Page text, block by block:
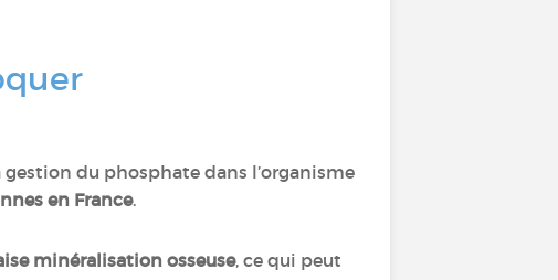
du phosphate dans l’organisme
en France.
minéralisation osseuse, ce qui peut